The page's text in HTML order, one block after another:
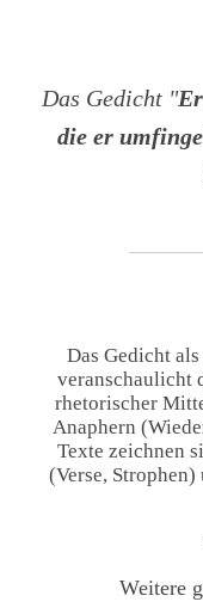
Das Gedicht "
die er umfinge
Das Gedicht
veranschaulicht
rhetorischer
Anaphern
Texte zeichnen
(Verse,
Weitere